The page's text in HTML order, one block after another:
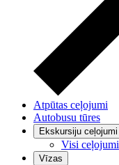
Atpūtas ceļojumi
Autobusu tūres
Ekskursiju ceļojumi
Visi ceļojumi
Vīzas